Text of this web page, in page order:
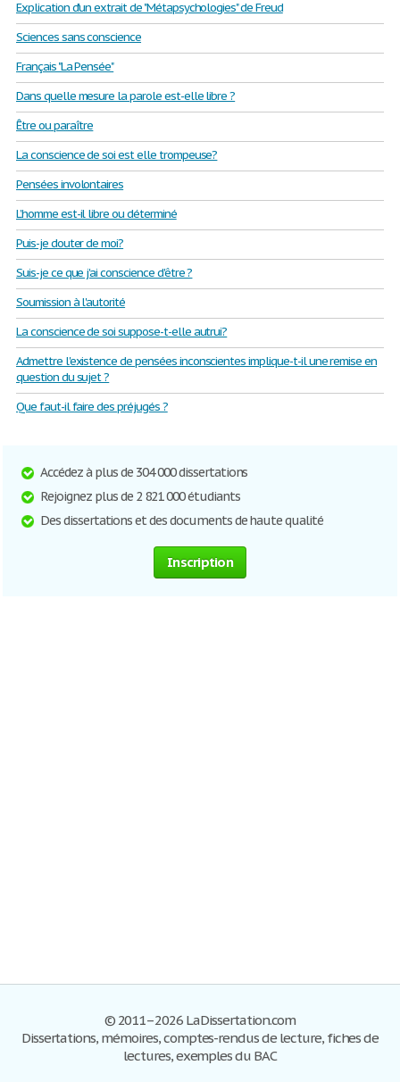
Explication d'un extrait de "Métapsychologies" de Freud
Sciences sans conscience
Français "La Pensée"
Dans quelle mesure la parole est-elle libre ?
Être ou paraître
La conscience de soi est elle trompeuse?
Pensées involontaires
L’homme est-il libre ou déterminé
Puis-je douter de moi?
Suis-je ce que j'ai conscience d'être ?
Soumission à l'autorité
La conscience de soi suppose-t-elle autrui?
Admettre l'existence de pensées inconscientes implique-t-il une remise en
question du sujet ?
Que faut-il faire des préjugés ?
Accédez à plus de 304 000 dissertations
Rejoignez plus de 2 821 000 étudiants
Des dissertations et des documents de haute qualité
Inscription
© 2011–2026 LaDissertation.com
Dissertations, mémoires, comptes-rendus de lecture, fiches de
lectures, exemples du BAC